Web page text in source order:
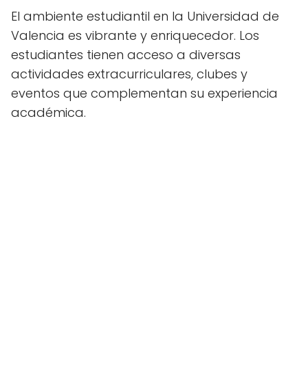
El ambiente estudiantil en la Universidad de
Valencia es vibrante y enriquecedor. Los
estudiantes tienen acceso a diversas
actividades extracurriculares, clubes y
eventos que complementan su experiencia
académica.